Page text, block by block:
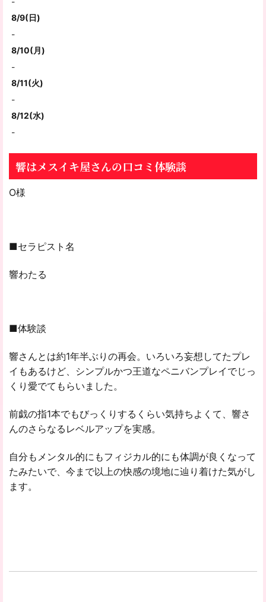
8/9(日)
-
8/10(月)
-
8/11(火)
-
8/12(水)
-
響はメスイキ屋さんの口コミ体験談
O様
■セラピスト名
響わたる
■体験談
響さんとは約1年半ぶりの再会。いろいろ妄想してたプレ
イもあるけど、シンプルかつ王道なペニバンプレイでじっ
くり愛でてもらいました。
前戯の指1本でもびっくりするくらい気持ちよくて、響さ
んのさらなるレベルアップを実感。
自分もメンタル的にもフィジカル的にも体調が良くなって
たみたいで、今まで以上の快感の境地に辿り着けた気がし
ます。